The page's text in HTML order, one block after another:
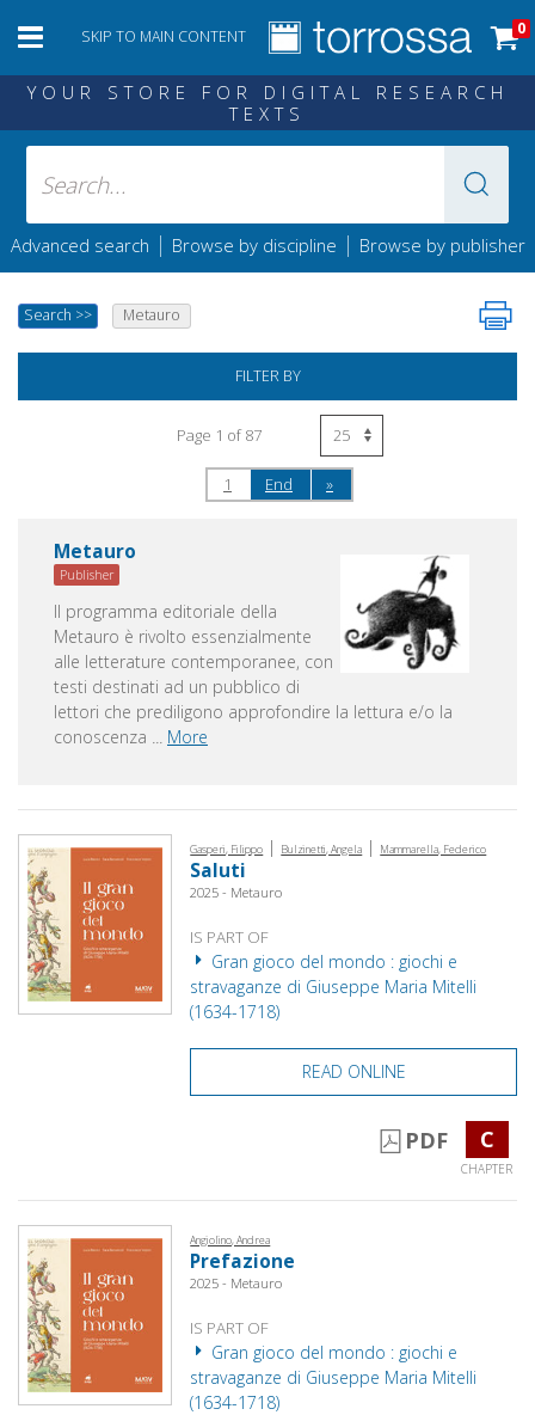
SKIP TO MAIN CONTENT 0
YOUR STORE FOR DIGITAL RESEARCH
TEXTS
Advanced search | Browse by discipline | Browse by publisher
Search >> Metauro
FILTER BY
Page 1 of 87
1 End »
Metauro
Publisher
Il programma editoriale della
Metauro è rivolto essenzialmente
alle letterature contemporanee, con
testi destinati ad un pubblico di
lettori che prediligono approfondire la lettura e/o la
conoscenza
More
Gasperi, Filippo | Bulzinetti, Angela | Mammarella, Federico
Saluti
2025 - Metauro
IS PART OF
Gran gioco del mondo : giochi e
stravaganze di Giuseppe Maria Mitelli
(1634-1718)
READ ONLINE
PDF C
CHAPTER
Angiolino, Andrea
Prefazione
2025 - Metauro
IS PART OF
Gran gioco del mondo : giochi e
stravaganze di Giuseppe Maria Mitelli
(1634-1718)